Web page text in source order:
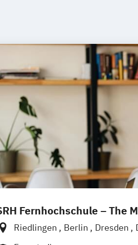
Fernhochschule – The
Riedlingen Berlin Dresden
Hannover